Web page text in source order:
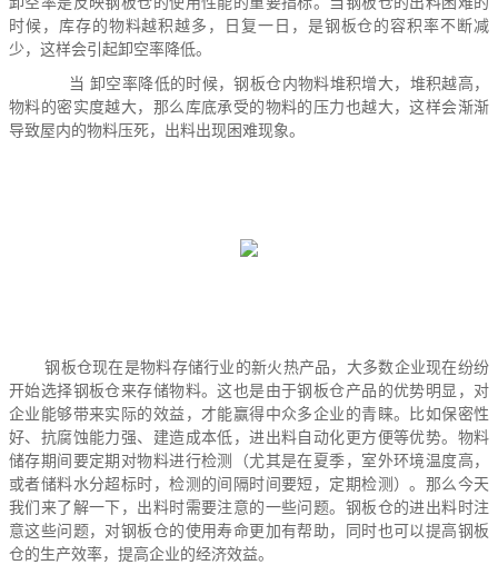
时候，库存的物料越积越多，日复一日，是钢板仓的容积率不断减
少，这样会引起卸空率降低。
当 卸空率降低的时候，钢板仓内物料堆积增大，堆积越高，
物料的密实度越大，那么库底承受的物料的压力也越大，这样会渐渐
导致屋内的物料压死，出料出现困难现象。
钢板仓现在是物料存储行业的新火热产品，大多数企业现在纷纷
开始选择钢板仓来存储物料。这也是由于钢板仓产品的优势明显，对
企业能够带来实际的效益，才能赢得中众多企业的青睐。比如保密性
好、抗腐蚀能力强、建造成本低，进出料自动化更方便等优势。物料
储存期间要定期对物料进行检测（尤其是在夏季，室外环境温度高，
或者储料水分超标时，检测的间隔时间要短，定期检测）。那么今天
我们来了解一下，出料时需要注意的一些问题。钢板仓的进出料时注
意这些问题，对钢板仓的使用寿命更加有帮助，同时也可以提高钢板
仓的生产效率，提高企业的经济效益。